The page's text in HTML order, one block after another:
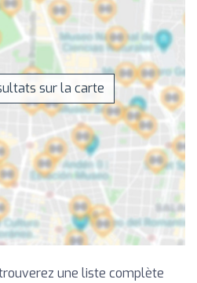
sur la carte
une liste complète